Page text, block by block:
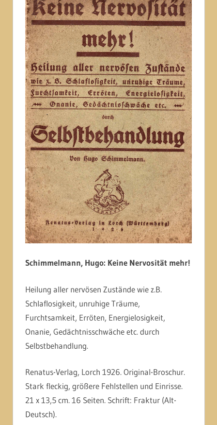
Schimmelmann, Hugo: Keine Nervosität mehr!
Heilung aller nervösen Zustände wie z.B.
Schlaflosigkeit, unruhige Träume,
Furchtsamkeit, Erröten, Energielosigkeit,
Onanie, Gedächtnisschwäche etc. durch
Selbstbehandlung.
Renatus-Verlag, Lorch 1926. Original-Broschur.
Stark fleckig, größere Fehlstellen und Einrisse.
21 x 13,5 cm. 16 Seiten. Schrift: Fraktur (Alt-
Deutsch).